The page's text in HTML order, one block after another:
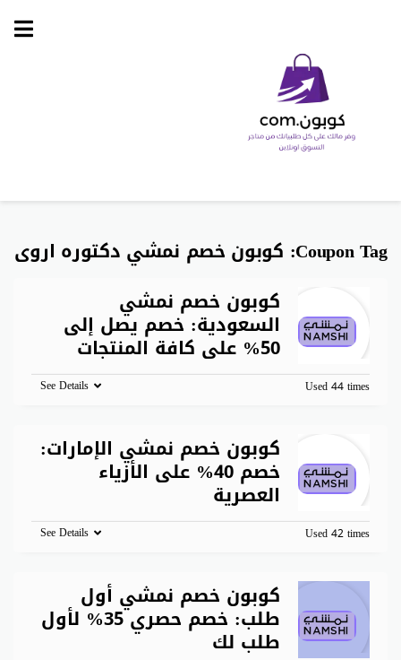
Skip
Coupon Tag: كوبون خصم نمشي دكتوره اروى
كوبون خصم نمشي
السعودية: خصم يصل إلى
50% على كافة المنتجات
Used 44 times
See Details
كوبون خصم نمشي الإمارات:
خصم 40% على الأزياء
العصرية
Used 42 times
See Details
كوبون خصم نمشي أول
طلب: خصم حصري 35% لأول
طلب لك